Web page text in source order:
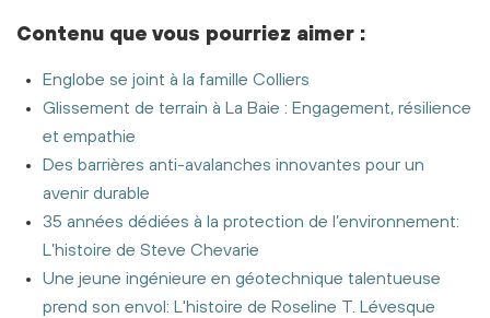
Contenu que vous pourriez aimer :
Englobe se joint à la famille Colliers
Glissement de terrain à La Baie : Engagement, résilience
et empathie
Des barrières anti-avalanches innovantes pour un
avenir durable
35 années dédiées à la protection de l’environnement:
L’histoire de Steve Chevarie
Une jeune ingénieure en géotechnique talentueuse
prend son envol: L'histoire de Roseline T. Lévesque